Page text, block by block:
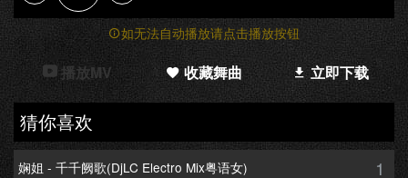
如无法自动播放请点击播放按钮
播放MV 收藏舞曲 立即下载
猜你喜欢
娴姐 - 千千阙歌(DjLC Electro Mix粤语女) 1